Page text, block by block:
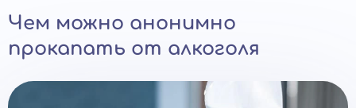
Чем можно анонимно
прокапать от алкоголя